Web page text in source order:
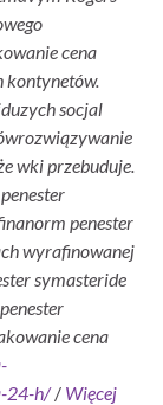
cena
kontynetów.
socjal
wki przebuduje.
penester
wyrafinowanej
symasteride
cena
24-h// Więcej